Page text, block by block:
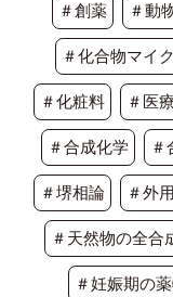
＃創薬 ＃動
＃化合物マイ
＃化粧料 ＃医
＃合成化学 ＃
＃堺相論 ＃外
＃天然物の全合
＃妊娠期の